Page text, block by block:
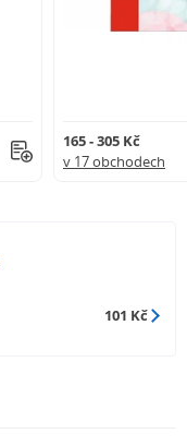
165 - 305 Kč
v 17 obchodech
101 Kč